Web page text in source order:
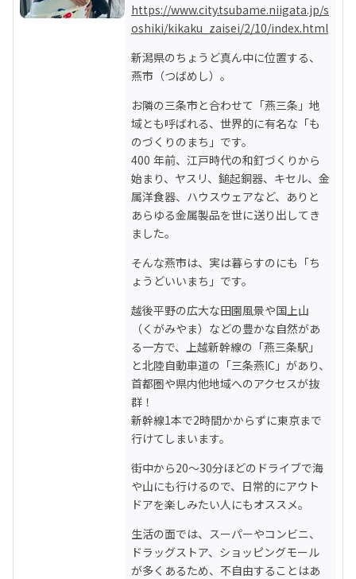
https://www.city.tsubame.niigata.jp/s
oshiki/kikaku_zaisei/2/10/index.html
新潟県のちょうど真ん中に位置する、
燕市（つばめし）。
お隣の三条市と合わせて「燕三条」地
域とも呼ばれる、世界的に有名な「も
のづくりのまち」です。
400 年前、江戸時代の和釘づくりから
始まり、ヤスリ、鎚起銅器、キセル、金
属洋食器、ハウスウェアなど、ありと
あらゆる金属製品を世に送り出してき
ました。
そんな燕市は、実は暮らすのにも「ち
ょうどいいまち」です。
越後平野の広大な田園風景や国上山
（くがみやま）などの豊かな自然があ
る一方で、上越新幹線の「燕三条駅」
と北陸自動車道の「三条燕IC」があり、
首都圏や県内他地域へのアクセスが抜
群！
新幹線1本で2時間かからずに東京まで
行けてしまいます。
街中から20～30分ほどのドライブで海
や山にも行けるので、日常的にアウト
ドアを楽しみたい人にもオススメ。
生活の面では、スーパーやコンビニ、
ドラッグストア、ショッピングモール
が多くあるため、不自由することはあ